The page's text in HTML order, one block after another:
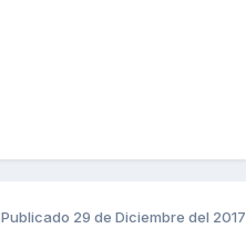
Publicado 29 de Diciembre del 2017